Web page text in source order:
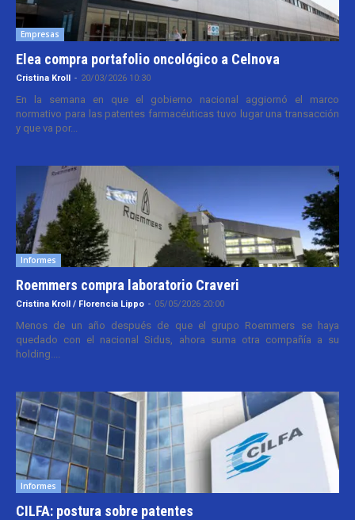
Empresas
Elea compra portafolio oncológico a Celnova
Cristina Kroll - 20/03/2026 10:30
En la semana en que el gobierno nacional aggiornó el marco
normativo para las patentes farmacéuticas tuvo lugar una transacción
y que va por...
Informes
Roemmers compra laboratorio Craveri
Cristina Kroll / Florencia Lippo - 05/05/2026 20:00
Menos de un año después de que el grupo Roemmers se haya
quedado con el nacional Sidus, ahora suma otra compañía a su
holding....
Informes
CILFA: postura sobre patentes